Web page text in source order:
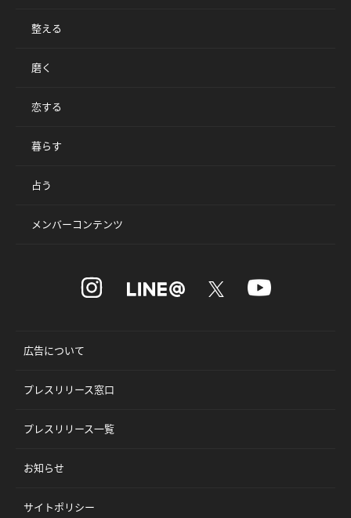
整える
磨く
恋する
暮らす
占う
メンバーコンテンツ
広告について
プレスリリース窓口
プレスリリース一覧
お知らせ
サイトポリシー